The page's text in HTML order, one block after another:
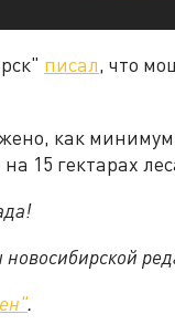
писал, что
как
15 гектарах
новосибирской
.